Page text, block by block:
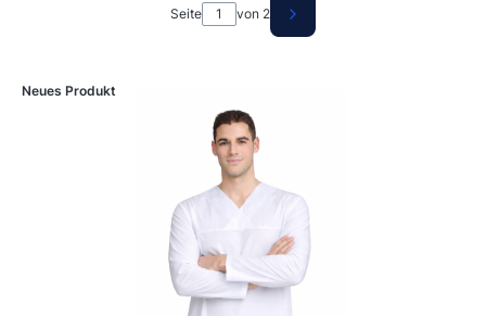
Seite von 2 Nächste Produkte
Neues Produkt